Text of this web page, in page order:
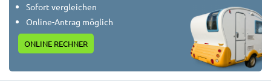
Sofort vergleichen
Online-Antrag möglich
ONLINE RECHNER